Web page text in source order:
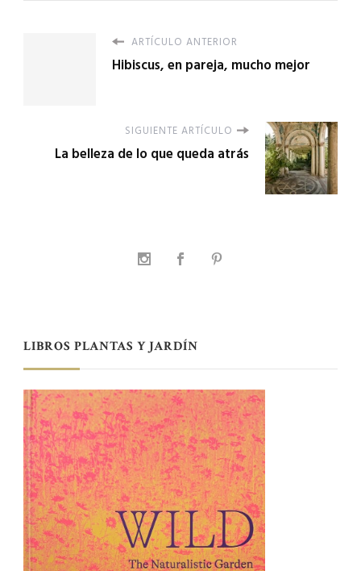
ARTÍCULO ANTERIOR
Hibiscus, en pareja, mucho mejor
SIGUIENTE ARTÍCULO
La belleza de lo que queda atrás
LIBROS PLANTAS Y JARDÍN